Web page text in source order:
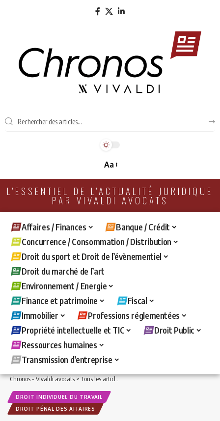
Aa
L'ESSENTIEL DE L'ACTUALITÉ JURIDIQUE
PAR VIVALDI AVOCATS
Affaires / Finances
Banque / Crédit
Concurrence / Consommation / Distribution
Droit du sport et Droit de l’évènementiel
Droit du marché de l’art
Environnement / Energie
Finance et patrimoine
Fiscal
Immobilier
Professions réglementées
Propriété intellectuelle et TIC
Droit Public
Ressources humaines
Transmission d’entreprise
Chronos - Vivaldi avocats>Tous les articles >Ressources humaines>Droit
DROIT INDIVIDUEL DU TRAVAIL
DROIT PÉNAL DES AFFAIRES